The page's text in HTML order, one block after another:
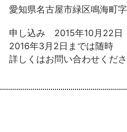
愛知県名古屋市緑区鳴海町
申し込み 2015年10月22
2016年3月2日までは随時
詳しくはお問い合わせくださ